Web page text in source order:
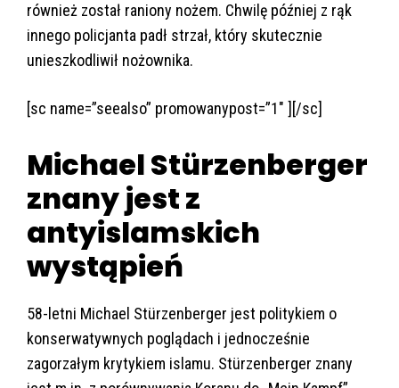
również został raniony nożem. Chwilę później z rąk
innego policjanta padł strzał, który skutecznie
unieszkodliwił nożownika.
[sc name=”seealso” promowanypost=”1″ ][/sc]
Michael Stürzenberger
znany jest z
antyislamskich
wystąpień
58-letni Michael Stürzenberger jest politykiem o
konserwatywnych poglądach i jednocześnie
zagorzałym krytykiem islamu. Stürzenberger znany